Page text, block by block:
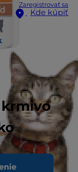
Zaregistrovať sa
Kde kúpiť